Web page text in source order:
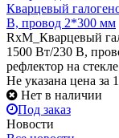
Кварцевый
В, провод 2*300 мм
RxM_Кварцевый
1500 Вт/230 В,
рефлектор на стекле
Не указана цена за 1
Нет в наличии
Под заказ
Новости